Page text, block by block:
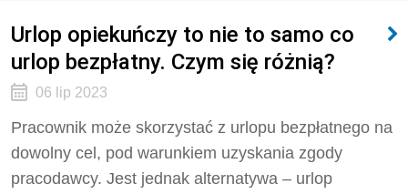
Urlop opiekuńczy to nie to samo co
urlop bezpłatny. Czym się różnią?
06 lip 2023
Pracownik może skorzystać z urlopu bezpłatnego na
dowolny cel, pod warunkiem uzyskania zgody
pracodawcy. Jest jednak alternatywa – urlop